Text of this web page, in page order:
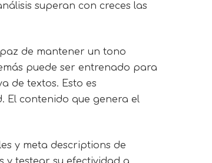
superan con creces las
de mantener un tono
puede ser entrenado para
de textos. Esto es
El contenido que genera el
y meta descriptions de